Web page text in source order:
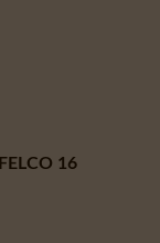
FELCO 16